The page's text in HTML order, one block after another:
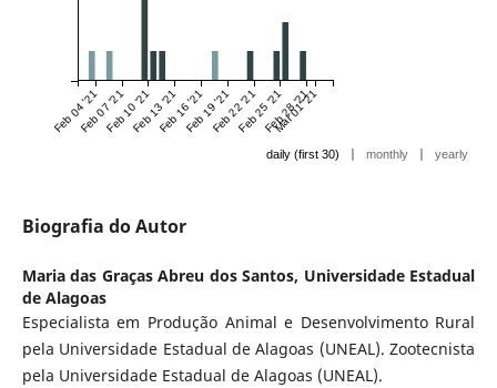
Feb 04 '21Feb 07 '21Feb 10 '21Feb 13 '21Feb 16 '21Feb 19 '21Feb 22 '21Feb 25 '21Feb 28 '21
Mar 01 '21
daily (first 30) | monthly | yearly
Biografia do Autor
Maria das Graças Abreu dos Santos, Universidade Estadual
de Alagoas
Especialista em Produção Animal e Desenvolvimento Rural
pela Universidade Estadual de Alagoas (UNEAL). Zootecnista
pela Universidade Estadual de Alagoas (UNEAL).